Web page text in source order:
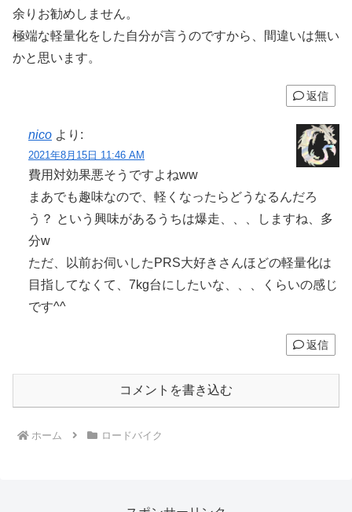
余りお勧めしません。
極端な軽量化をした自分が言うのですから、間違いは無い
かと思います。
返信
nico より:
2021年8月15日 11:46 AM
費用対効果悪そうですよねww
まあでも趣味なので、軽くなったらどうなるんだろ
う？ という興味があるうちは爆走、、、しますね、多
分w
ただ、以前お伺いしたPRS大好きさんほどの軽量化は
目指してなくて、7kg台にしたいな、、、くらいの感じ
です^^
返信
コメントを書き込む
ホーム ロードバイク